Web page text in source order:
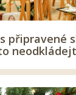
připravené